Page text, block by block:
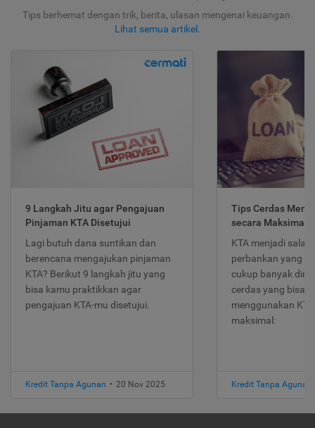
Tips berhemat dengan trik, berita, ulasan mengenai keuangan.
Lihat semua artikel .
9 Langkah Jitu agar Pengajuan
Pinjaman KTA Disetujui
Lagi butuh dana suntikan dan
berencana mengajukan pinjaman
KTA? Berikut 9 langkah jitu yang
bisa kamu praktikkan agar
pengajuan KTA-mu disetujui.
Kredit Tanpa Agunan • 20 Nov 2025
Tips Cerdas
secara Maksimal
KTA menjadi
perbankan yang
cukup banyak
cerdas yang bisa
menggunakan
maksimal:
Kredit Tanpa Agunan